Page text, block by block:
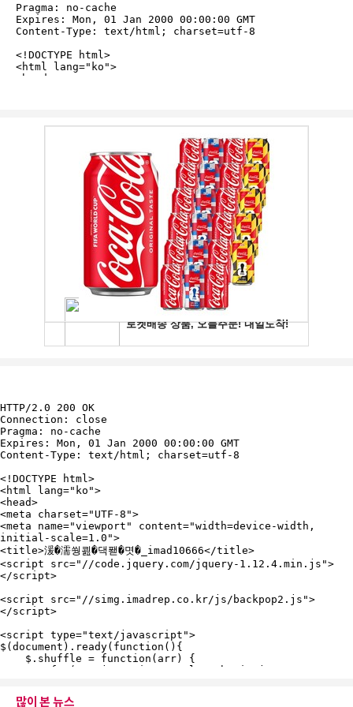
많이 본 뉴스